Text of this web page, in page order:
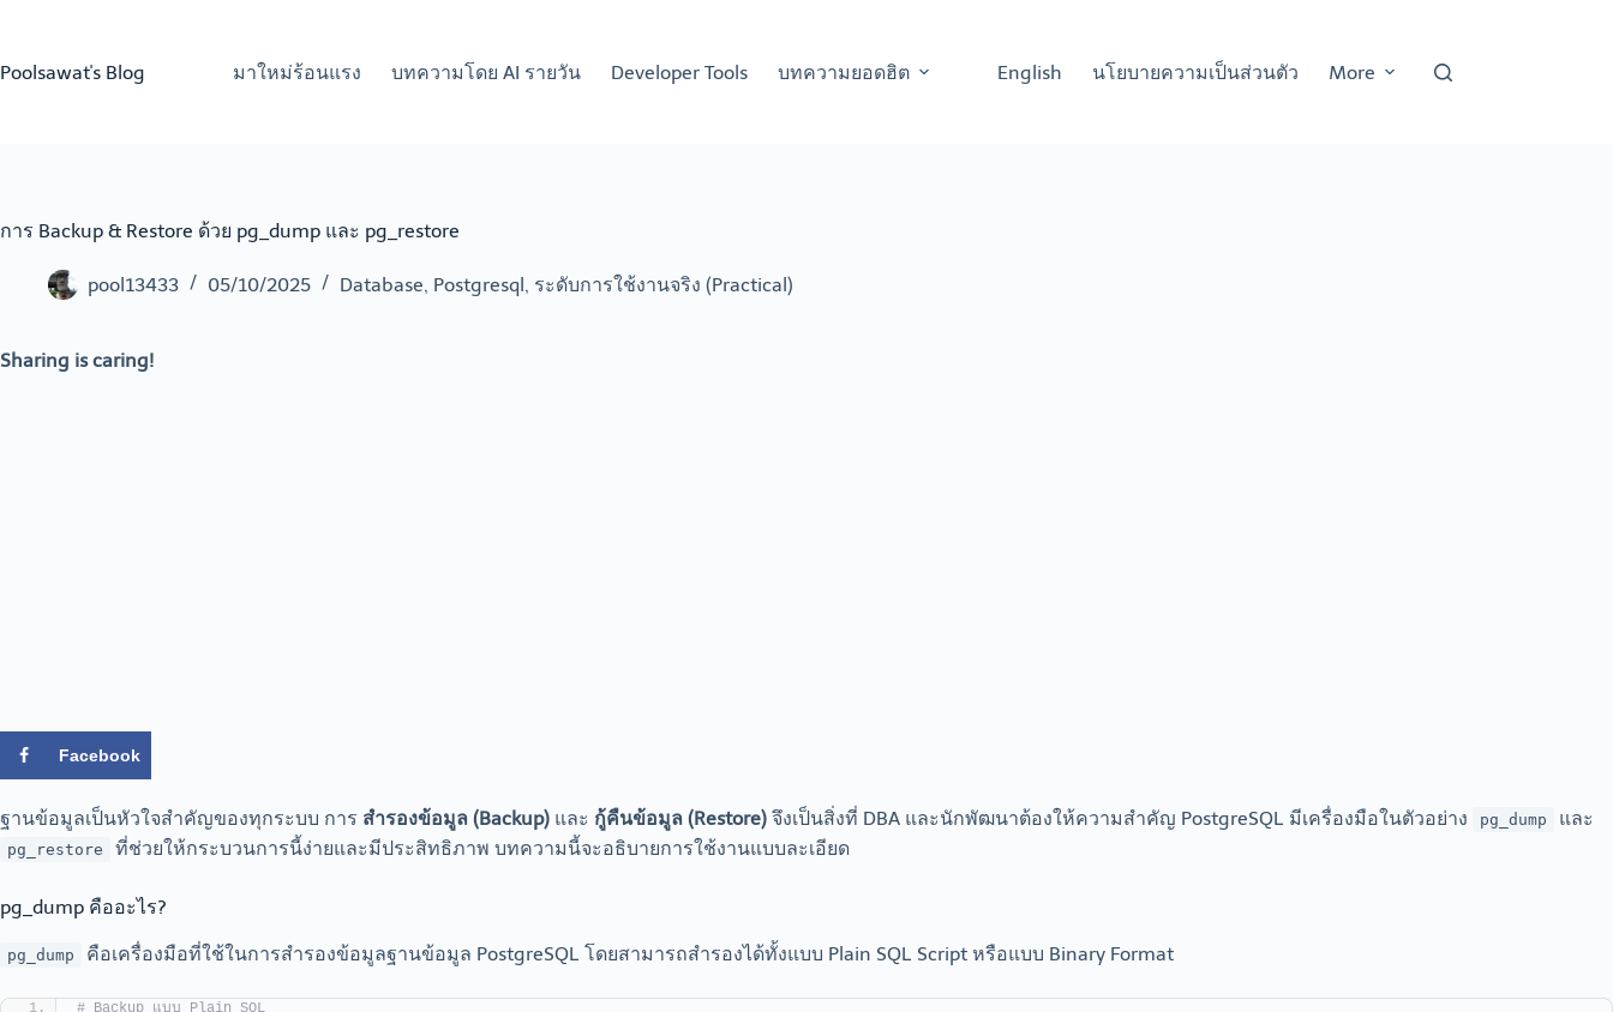
Poolsawat's Blog มาใหม่ร้อนแรง บทความโดย AI รายวัน Developer Tools บทความยอดฮิต English นโยบายความเป็นส่วนตัว More
การ Backup & Restore ด้วย pg_dump และ pg_restore
pool13433 05/10/2025 Database, Postgresql, ระดับการใช้งานจริง (Practical)
Sharing is caring!
Facebook
ฐานข้อมูลเป็นหัวใจสำคัญของทุกระบบ การ สำรองข้อมูล (Backup) และ กู้คืนข้อมูล (Restore) จึงเป็นสิ่งที่ DBA และนักพัฒนาต้องให้ความสำคัญ PostgreSQL มีเครื่องมือในตัวอย่าง pg_dump และ
pg_restore ที่ช่วยให้กระบวนการนี้ง่ายและมีประสิทธิภาพ บทความนี้จะอธิบายการใช้งานแบบละเอียด
pg_dump คืออะไร?
pg_dump คือเครื่องมือที่ใช้ในการสำรองข้อมูลฐานข้อมูล PostgreSQL โดยสามารถสำรองได้ทั้งแบบ Plain SQL Script หรือแบบ Binary Format